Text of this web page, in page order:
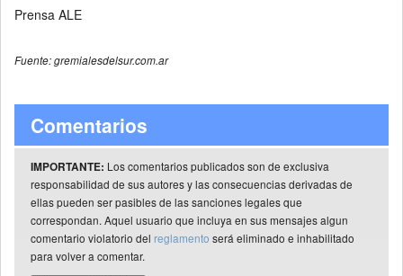
Prensa ALE
Fuente: gremialesdelsur.com.ar
Comentarios
IMPORTANTE: Los comentarios publicados son de exclusiva
responsabilidad de sus autores y las consecuencias derivadas de
ellas pueden ser pasibles de las sanciones legales que
correspondan. Aquel usuario que incluya en sus mensajes algun
comentario violatorio del reglamento será eliminado e inhabilitado
para volver a comentar.